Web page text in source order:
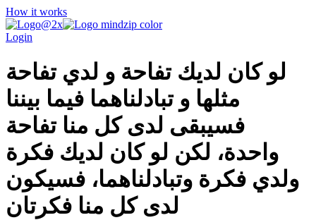
How it works
Login
لو كان لديك تفاحة و لدي تفاحة
مثلها و تبادلناهما فيما بيننا
فسيبقى لدى كل منا تفاحة
واحدة، لكن لو كان لديك فكرة
ولدي فكرة وتبادلناهما، فسيكون
لدى كل منا فكرتان